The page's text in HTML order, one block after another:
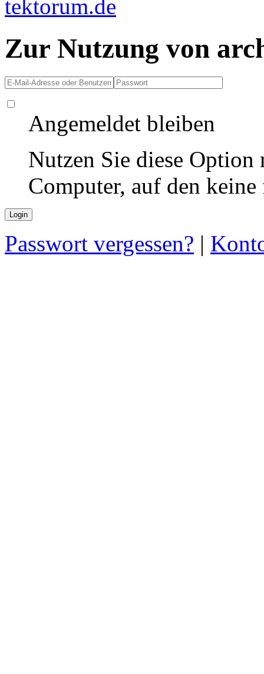
Zur Nutzung von
Angemeldet bleiben
Nutzen Sie diese
Computer, auf den
Passwort vergessen? |